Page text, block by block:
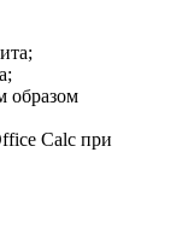
образом
Calc при